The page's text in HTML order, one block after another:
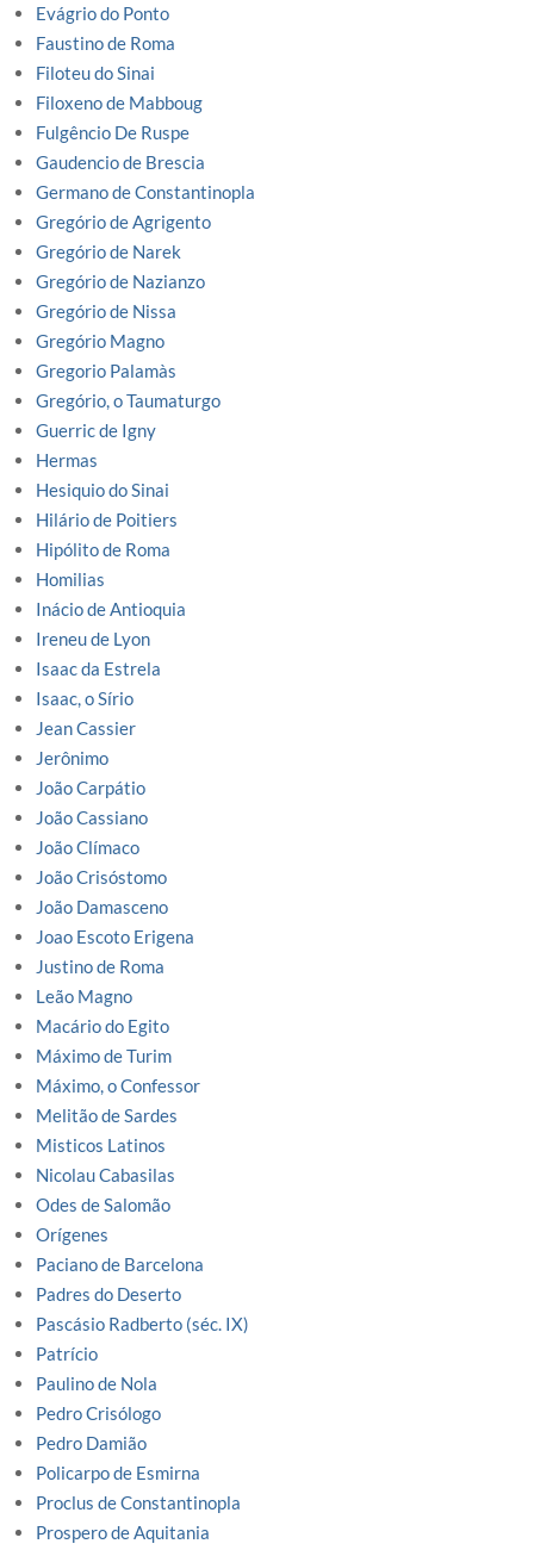
Evágrio do Ponto
Faustino de Roma
Filoteu do Sinai
Filoxeno de Mabboug
Fulgêncio De Ruspe
Gaudencio de Brescia
Germano de Constantinopla
Gregório de Agrigento
Gregório de Narek
Gregório de Nazianzo
Gregório de Nissa
Gregório Magno
Gregorio Palamàs
Gregório, o Taumaturgo
Guerric de Igny
Hermas
Hesiquio do Sinai
Hilário de Poitiers
Hipólito de Roma
Homilias
Inácio de Antioquia
Ireneu de Lyon
Isaac da Estrela
Isaac, o Sírio
Jean Cassier
Jerônimo
João Carpátio
João Cassiano
João Clímaco
João Crisóstomo
João Damasceno
Joao Escoto Erigena
Justino de Roma
Leão Magno
Macário do Egito
Máximo de Turim
Máximo, o Confessor
Melitão de Sardes
Misticos Latinos
Nicolau Cabasilas
Odes de Salomão
Orígenes
Paciano de Barcelona
Padres do Deserto
Pascásio Radberto (séc. IX)
Patrício
Paulino de Nola
Pedro Crisólogo
Pedro Damião
Policarpo de Esmirna
Proclus de Constantinopla
Prospero de Aquitania